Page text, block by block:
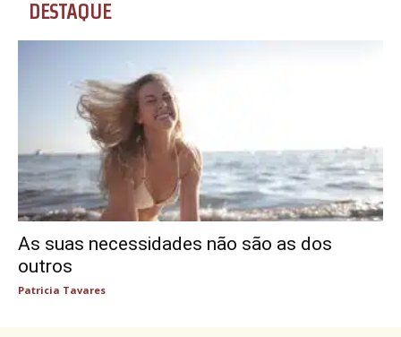
DESTAQUE
As suas necessidades não são as dos
outros
Patricia Tavares